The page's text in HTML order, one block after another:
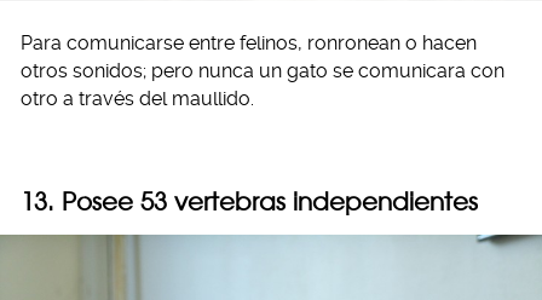
Para comunicarse entre felinos, ronronean o hacen
otros sonidos; pero nunca un gato se comunicara con
otro a través del maullido.
13. Posee 53 vertebras independientes